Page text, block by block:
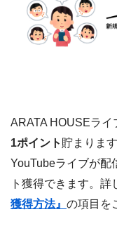
ARATA HOUSEライ
1ポイント 貯まりま
YouTubeライブが配
ト獲得できます。
獲得方法』 の項目を